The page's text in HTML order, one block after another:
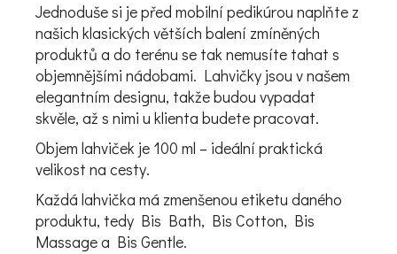
Jednoduše si je před mobilní pedikúrou naplňte z
našich klasických větších balení zmíněných
produktů a do terénu se tak nemusíte tahat s
objemnějšími nádobami. Lahvičky jsou v našem
elegantním designu, takže budou vypadat
skvěle, až s nimi u klienta budete pracovat.
Objem lahviček je 100 ml – ideální praktická
velikost na cesty.
Každá lahvička má zmenšenou etiketu daného
produktu, tedy Bis Bath, Bis Cotton, Bis
Massage a Bis Gentle.